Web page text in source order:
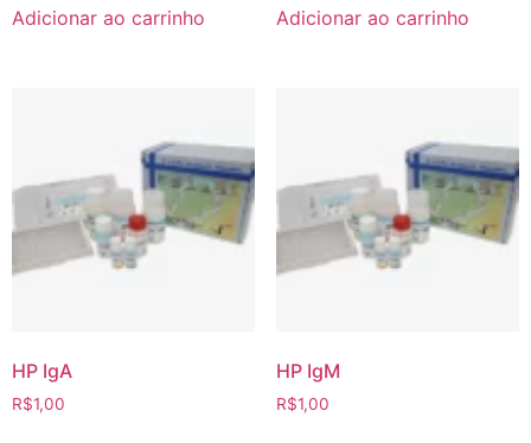
Adicionar ao carrinho Adicionar ao carrinho
HP IgA
R$1,00
HP IgM
R$1,00